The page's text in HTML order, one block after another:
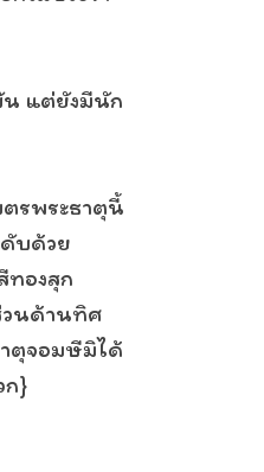
น แต่ยังมีนัก
รพระธาตุนี้
บด้วย
ทองสุก
วนด้านทิศ
ตุจอมษีมิได้
ก}